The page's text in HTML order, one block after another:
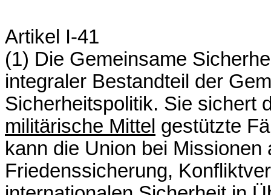
Artikel I-41
(1) Die Gemeinsame
integraler Bestandteil der
Sicherheitspolitik. Sie sichert
militärische Mittel gestützte
kann die Union bei
Friedenssicherung,